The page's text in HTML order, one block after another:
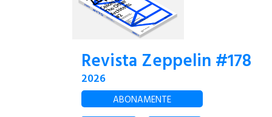
Revista Zeppelin #178
2026
ABONAMENTE